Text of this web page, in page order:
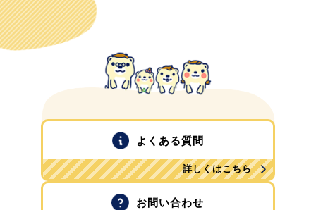
よくある質問
詳しくはこちら
お問い合わせ